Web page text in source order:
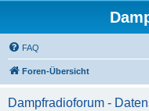
FAQ
Foren-Übersicht
Dampfradioforum -